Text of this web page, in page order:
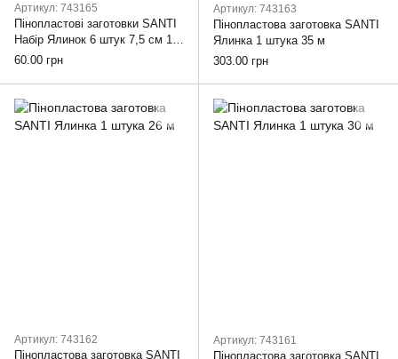
Артикул: 743165
Пінопластові заготовки SANTI
Набір Ялинок 6 штук 7,5 см 10
см
60.00 грн
Артикул: 743163
Пінопластова заготовка SANTI
Ялинка 1 штука 35 м
303.00 грн
Артикул: 743162
Пінопластова заготовка SANTI
Артикул: 743161
Пінопластова заготовка SANTI